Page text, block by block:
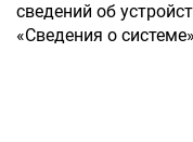
сведений об
«Сведения о